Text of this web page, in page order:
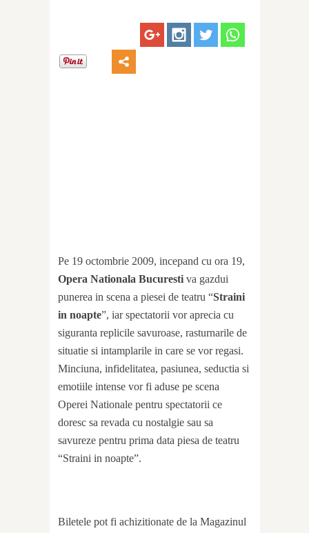
Pe 19 octombrie 2009, incepand cu ora 19,
Opera Nationala Bucuresti va gazdui
punerea in scena a piesei de teatru “Straini
in noapte”, iar spectatorii vor aprecia cu
siguranta replicile savuroase, rasturnarile de
situatie si intamplarile in care se vor regasi.
Minciuna, infidelitatea, pasiunea, seductia si
emotiile intense vor fi aduse pe scena
Operei Nationale pentru spectatorii ce
doresc sa revada cu nostalgie sau sa
savureze pentru prima data piesa de teatru
“Straini in noapte”.
Biletele pot fi achizitionate de la Magazinul